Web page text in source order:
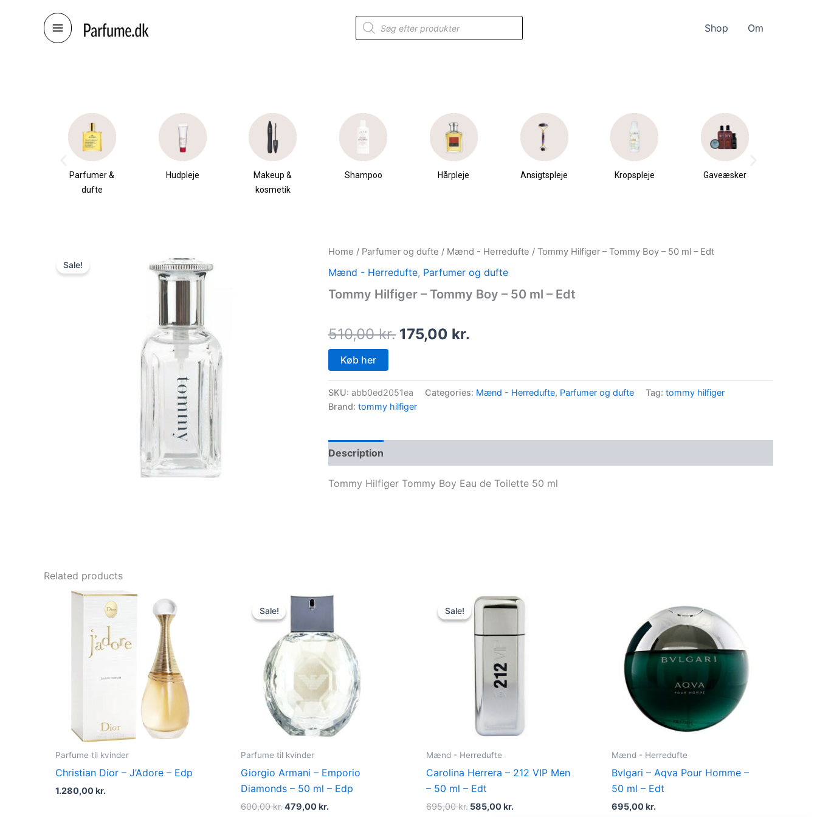
Products
search
Shop Om
Parfumer &
dufte
Hudpleje
Makeup &
kosmetik
Shampoo Hårpleje Ansigtspleje Kropspleje Gaveæsker
Sale!
Home / Parfumer og dufte / Mænd - Herredufte / Tommy Hilfiger – Tommy Boy – 50 ml – Edt
Mænd - Herredufte, Parfumer og dufte
Tommy Hilfiger – Tommy Boy – 50 ml – Edt
510,00kr.
Original
price
was:
510,00 kr..
175,00 kr.
Current
price
is:
Køb her
SKU: abb0ed2051ea Categories: Mænd - Herredufte, Parfumer og dufte Tag: tommy hilfiger
Brand: tommy hilfiger
Description
Tommy Hilfiger Tommy Boy Eau de Toilette 50 ml
Related products
Parfume til kvinder
Christian Dior – J’Adore – Edp
1.280,00kr.
Sale!
Sale!
Parfume til kvinder
Giorgio Armani – Emporio
Diamonds – 50 ml – Edp
600,00kr.
Original
was:
479,00kr.
Current
price
is:
479,00 kr..
Sale!
Sale!
Mænd - Herredufte
Carolina Herrera – 212 VIP Men
– 50 ml – Edt
695,00kr.
Original
price
was:
585,00kr.
Current
price
Mænd - Herredufte
Bvlgari – Aqva Pour Homme –
50 ml – Edt
695,00kr.